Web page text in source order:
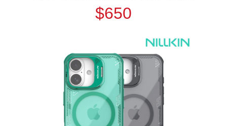
頭防塵蓋 鏡頭蓋 MagSafe
$650